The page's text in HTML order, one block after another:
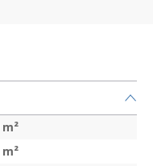
m²
m²